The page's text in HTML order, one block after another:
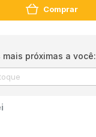
Comprar
próximas a você: